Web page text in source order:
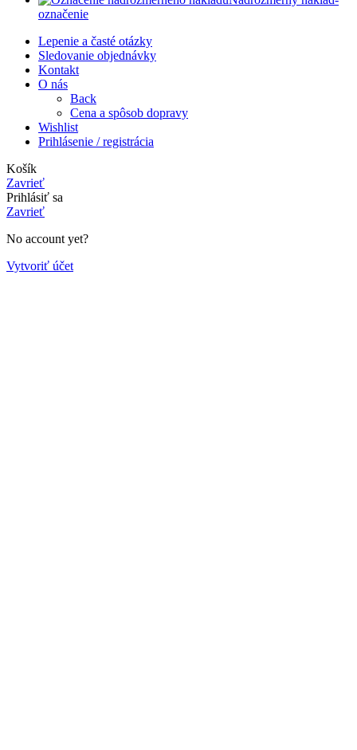
označenie
Lepenie a časté otázky
Sledovanie objednávky
Kontakt
O nás
Back
Cena a spôsob dopravy
Wishlist
Prihlásenie / registrácia
Košík
Zavrieť
Prihlásiť sa
Zavrieť
No account yet?
Vytvoriť účet